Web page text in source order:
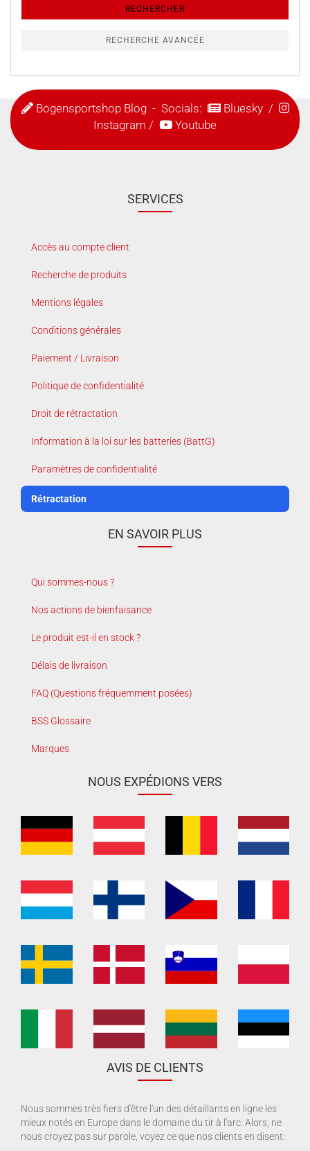
RECHERCHER
RECHERCHE AVANCÉE
Bogensportshop Blog- Socials: Bluesky/
Instagram / Youtube
SERVICES
Accès au compte client
Recherche de produits
Mentions légales
Conditions générales
Paiement / Livraison
Politique de confidentialité
Droit de rétractation
Information à la loi sur les batteries (BattG)
Paramètres de confidentialité
Rétractation
EN SAVOIR PLUS
Qui sommes-nous ?
Nos actions de bienfaisance
Le produit est-il en stock ?
Délais de livraison
FAQ (Questions fréquemment posées)
BSS Glossaire
Marques
NOUS EXPÉDIONS VERS
AVIS DE CLIENTS
Nous sommes très fiers d'être l'un des détaillants en ligne les
mieux notés en Europe dans le domaine du tir à l'arc. Alors, ne
nous croyez pas sur parole, voyez ce que nos clients en disent: